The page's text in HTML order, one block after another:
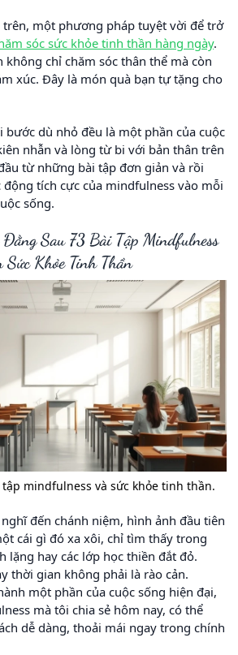
trên, một phương pháp tuyệt vời để trở
sóc sức khỏe tinh thần hàng ngày.
không chỉ chăm sóc thân thể mà còn
xúc. Đây là món quà bạn tự tặng cho
dù nhỏ đều là một phần của cuộc
nhẫn và lòng từ bi với bản thân trên
từ những bài tập đơn giản và rồi
động tích cực của mindfulness vào mỗi
sống.
Đằng Sau 73 Bài Tập Mindfulness
Khỏe Tinh Thần
tập mindfulness và sức khỏe tinh thần.
đến chánh niệm, hình ảnh đầu tiên
cái gì đó xa xôi, chỉ tìm thấy trong
lặng hay các lớp học thiền đắt đỏ.
thời gian không phải là rào cản.
một phần của cuộc sống hiện đại,
mà tôi chia sẻ hôm nay, có thể
dễ dàng, thoải mái ngay trong chính